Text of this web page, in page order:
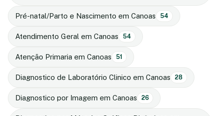
Pré-natal/Parto e Nascimento em Canoas 54
Atendimento Geral em Canoas 54
Atenção Primaria em Canoas 51
Diagnostico de Laboratório Clinico em Canoas 28
Diagnostico por Imagem em Canoas 26